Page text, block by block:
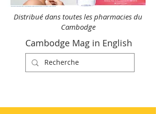
Distribué dans toutes les pharmacies du
Cambodge
Cambodge Mag in English